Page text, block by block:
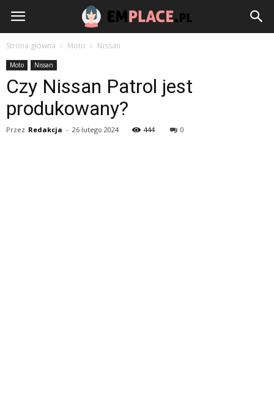
EmPlace.pl
Strona główna Moto Nissan
Moto Nissan
Czy Nissan Patrol jest
produkowany?
Przez Redakcja - 26 lutego 2024 444 0